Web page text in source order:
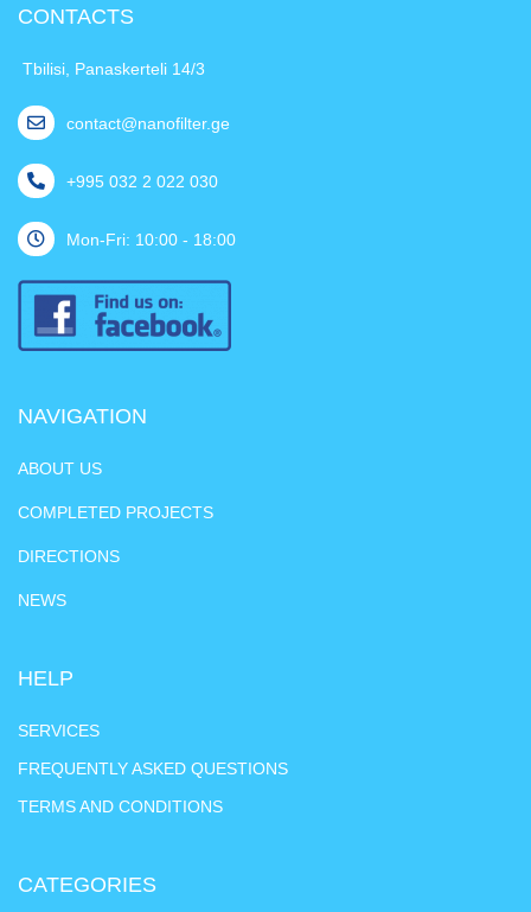
CONTACTS
Tbilisi, Panaskerteli 14/3
contact@nanofilter.ge
+995 032 2 022 030
Mon-Fri: 10:00 - 18:00
NAVIGATION
ABOUT US
COMPLETED PROJECTS
DIRECTIONS
NEWS
HELP
SERVICES
FREQUENTLY ASKED QUESTIONS
TERMS AND CONDITIONS
CATEGORIES